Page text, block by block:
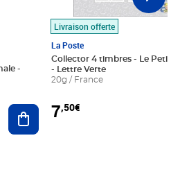
Ajouter au panier
Livraison offerte
La Poste
Collector 4 timbres - Le Petit
- Lettre Verte
20g / France
7,50€